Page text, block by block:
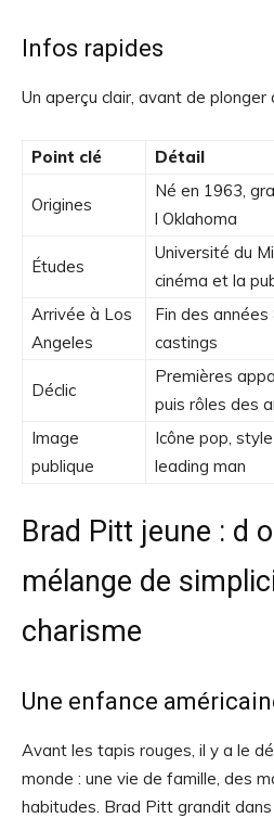
Infos rapides
Un aperçu clair, avant de plonger
Point clé Détail
Origines
Né en 1963,
l Oklahoma
Études
Université du
cinéma et la
Arrivée à Los
Angeles
Fin des
castings
Déclic
Premières
puis rôles des
Image
publique
Icône pop,
leading man
Brad Pitt jeune : d
mélange de
charisme
Une enfance
Avant les tapis rouges, il y a le
monde : une vie de famille, des
habitudes. Brad Pitt grandit